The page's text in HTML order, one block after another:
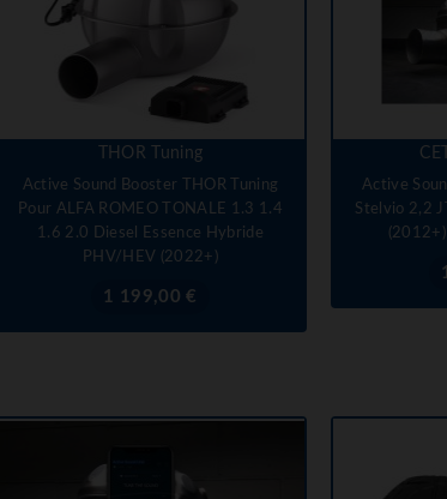
THOR Tuning
Active Sound Booster THOR Tuning
Pour ALFA ROMEO TONALE 1.3 1.4
1.6 2.0 Diesel Essence Hybride
PHV/HEV (2022+)
Prix1 199,00 €
Active
Stelvio 2,2
Prix